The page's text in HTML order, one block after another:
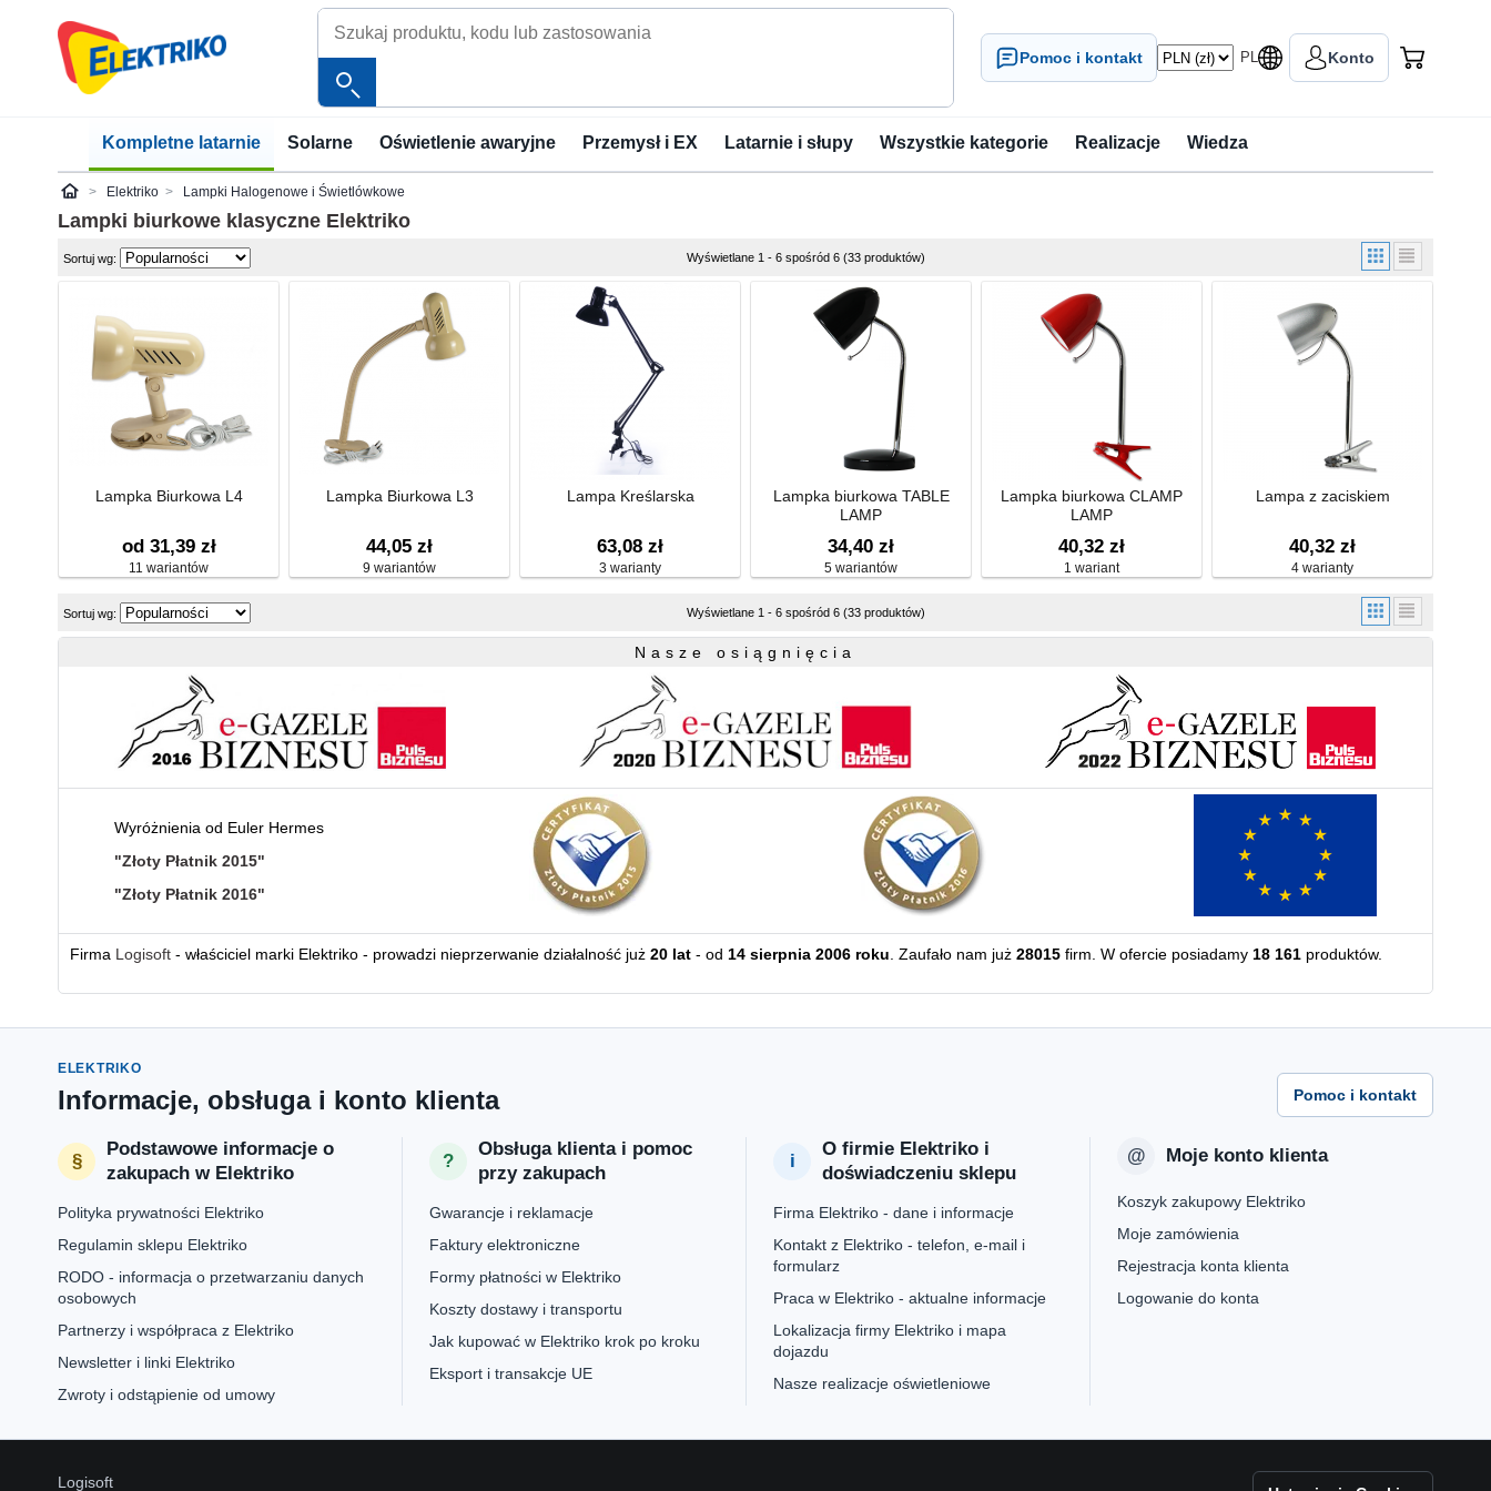
Pomoc i kontakt PL Konto
Kompletne latarnie Solarne Oświetlenie awaryjne Przemysł i EX Latarnie i słupy Wszystkie kategorie Realizacje Wiedza
ElektrikoElektriko Lampki Halogenowe i Świetlówkowe
Lampki biurkowe klasyczne Elektriko
Sortuj wg: Wyświetlane 1 - 6 spośród 6 (33 produktów)
Lampka Biurkowa L4
od 31,39 zł
11 wariantów
Lampka Biurkowa L3
44,05 zł
9 wariantów
Lampa Kreślarska
63,08 zł
3 warianty
Lampka biurkowa TABLE
LAMP
34,40 zł
5 wariantów
Lampka biurkowa CLAMP
LAMP
40,32 zł
1 wariant
Lampa z zaciskiem
40,32 zł
4 warianty
Sortuj wg: Wyświetlane 1 - 6 spośród 6 (33 produktów)
Nasze osiągnięcia
Wyróżnienia od Euler Hermes
"Złoty Płatnik 2015"
"Złoty Płatnik 2016"
Firma Logisoft - właściciel marki Elektriko - prowadzi nieprzerwanie działalność już 20 lat - od 14 sierpnia 2006 roku. Zaufało nam już 28015 firm. W ofercie posiadamy 18 161 produktów.
ELEKTRIKO
Informacje, obsługa i konto klienta Pomoc i kontakt
Podstawowe informacje o
zakupach w Elektriko
Polityka prywatności Elektriko
Regulamin sklepu Elektriko
RODO - informacja o przetwarzaniu danych
osobowych
Partnerzy i współpraca z Elektriko
Newsletter i linki Elektriko
Zwroty i odstąpienie od umowy
Obsługa klienta i pomoc
przy zakupach
Gwarancje i reklamacje
Faktury elektroniczne
Formy płatności w Elektriko
Koszty dostawy i transportu
Jak kupować w Elektriko krok po kroku
Eksport i transakcje UE
O firmie Elektriko i
doświadczeniu sklepu
Firma Elektriko - dane i informacje
Kontakt z Elektriko - telefon, e-mail i
formularz
Praca w Elektriko - aktualne informacje
Lokalizacja firmy Elektriko i mapa
dojazdu
Nasze realizacje oświetleniowe
Moje konto klienta
Koszyk zakupowy Elektriko
Moje zamówienia
Rejestracja konta klienta
Logowanie do konta
Logisoft